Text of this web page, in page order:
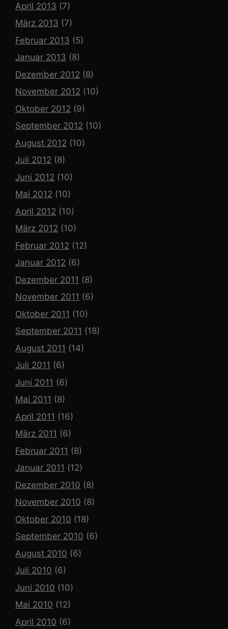
April 2013 (7)
März 2013 (7)
Februar 2013 (5)
Januar 2013 (8)
Dezember 2012 (8)
November 2012 (10)
Oktober 2012 (9)
September 2012 (10)
August 2012 (10)
Juli 2012 (8)
Juni 2012 (10)
Mai 2012 (10)
April 2012 (10)
März 2012 (10)
Februar 2012 (12)
Januar 2012 (6)
Dezember 2011 (8)
November 2011 (6)
Oktober 2011 (10)
September 2011 (18)
August 2011 (14)
Juli 2011 (6)
Juni 2011 (6)
Mai 2011 (8)
April 2011 (16)
März 2011 (6)
Februar 2011 (8)
Januar 2011 (12)
Dezember 2010 (8)
November 2010 (8)
Oktober 2010 (18)
September 2010 (6)
August 2010 (6)
Juli 2010 (6)
Juni 2010 (10)
Mai 2010 (12)
April 2010 (6)